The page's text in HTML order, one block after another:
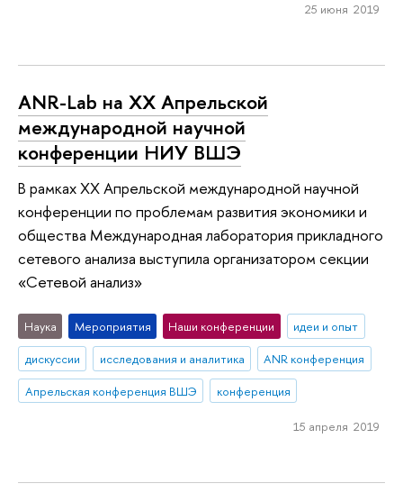
25 июня 2019
ANR-Lab на XX Апрельской
международной научной
конференции НИУ ВШЭ
В рамках XX Апрельской международной научной
конференции по проблемам развития экономики и
общества Международная лаборатория прикладного
сетевого анализа выступила организатором секции
«Сетевой анализ»
Наука Мероприятия Наши конференции
идеи и опыт
дискуссии
исследования и аналитика
ANR конференция
Апрельская конференция ВШЭ
конференция
15 апреля 2019